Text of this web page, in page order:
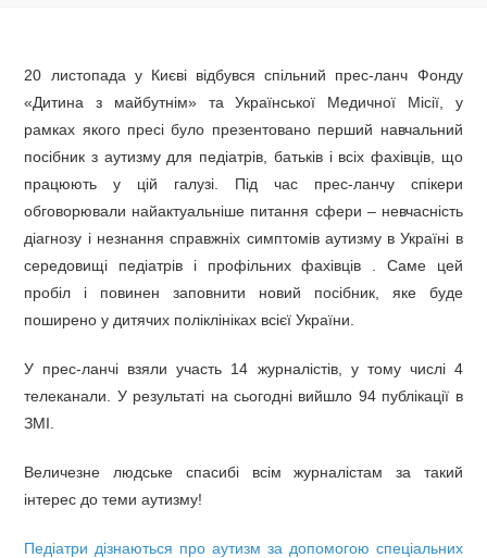
20 листопада у Києві відбувся спільний прес-ланч Фонду
«Дитина з майбутнім» та Української Медичної Місії, у
рамках якого пресі було презентовано перший навчальний
посібник з аутизму для педіатрів, батьків і всіх фахівців, що
працюють у цій галузі. Під час прес-ланчу спікери
обговорювали найактуальніше питання сфери – невчасність
діагнозу і незнання справжніх симптомів аутизму в Україні в
середовищі педіатрів і профільних фахівців . Саме цей
пробіл і повинен заповнити новий посібник, яке буде
поширено у дитячих поліклініках всієї України.
У прес-ланчі взяли участь 14 журналістів, у тому числі 4
телеканали. У результаті на сьогодні вийшло 94 публікації в
ЗМІ.
Величезне людське спасибі всім журналістам за такий
інтерес до теми аутизму!
Педіатри дізнаються про аутизм за допомогою спеціальних